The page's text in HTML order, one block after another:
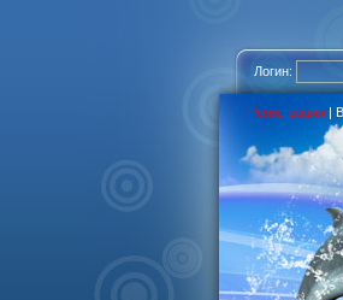
Логин:
Регистрация |